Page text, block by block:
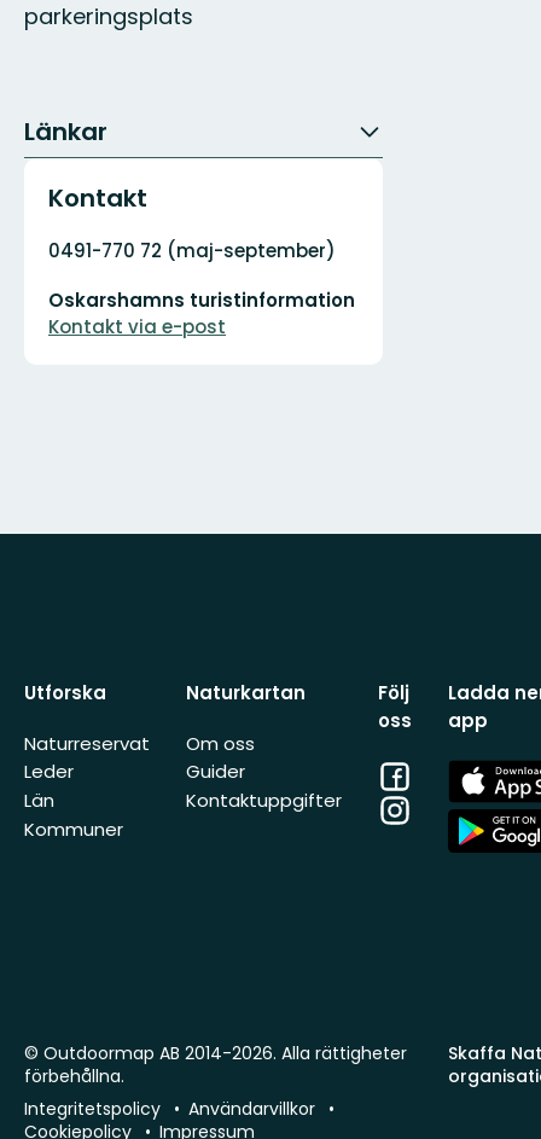
parkeringsplats
Länkar
Kontakt
Adress
0491-770 72 (maj-september)
postadress
Oskarshamns turistinformation
Kontakt via e-post
Utforska
Naturreservat
Leder
Län
Kommuner
Naturkartan
Om oss
Guider
Kontaktuppgifter
Följ
oss
Facebook
Instagram
Ladda
app
App
Store
App
Store
Skaffa
© Outdoormap AB 2014-2026. Alla rättigheter
förbehållna.
Integritetspolicy
Användarvillkor
Cookiepolicy
Impressum